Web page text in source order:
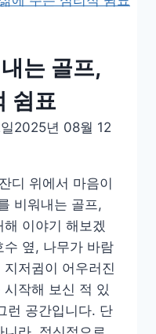
는 골프,
쉼표
2025년 08월 12
디 위에서 마음이
비워내는 골프,
이야기 해보겠
수 옆, 나무가 바람
저귐이 어우러진
작해 보신 적 있
런 공간입니다. 단